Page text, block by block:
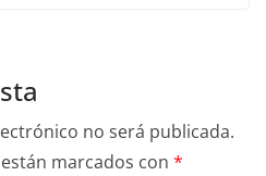
no será publicada.
marcados con *